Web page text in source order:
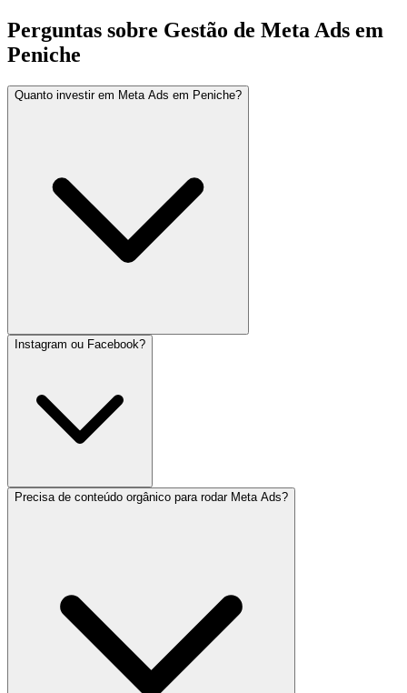
Perguntas sobre Gestão de Meta Ads em
Peniche
Quanto investir em Meta Ads em Peniche?
Instagram ou Facebook?
Precisa de conteúdo orgânico para rodar Meta Ads?